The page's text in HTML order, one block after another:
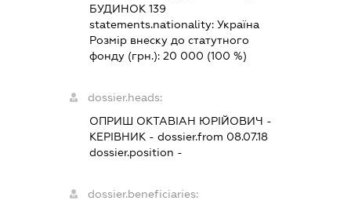
БУДИНОК 139
statements.nationality:Україна
Розмір внеску до статутного
фонду (грн.):20 000 (100 %)
dossier.heads:
ОПРИШ ОКТАВІАН ЮРІЙОВИЧ -
КЕРІВНИК - dossier.from 08.07.18
dossier.position -
dossier.beneficiaries: